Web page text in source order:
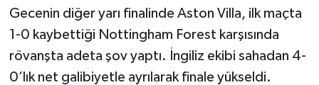
Gecenin diğer yarı finalinde Aston Villa, ilk maçta
1-0 kaybettiği Nottingham Forest karşısında
rövanşta adeta şov yaptı. İngiliz ekibi sahadan 4-
0’lık net galibiyetle ayrılarak finale yükseldi.